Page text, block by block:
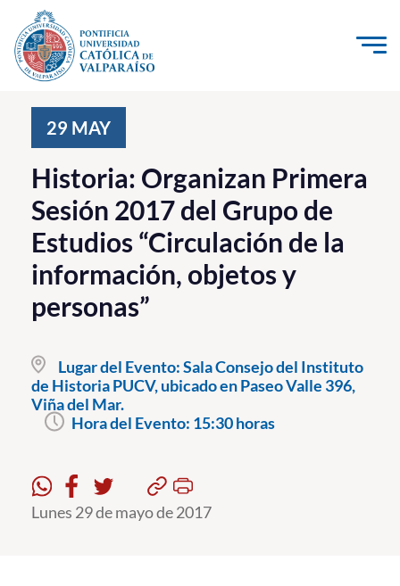
Click acá para ir directamente al contenido
Investigación, Creación e Innovación
PUCV Internacional
Vinculación con el Medio
Admisión
Pregrado
Postgrado
Formación Continua
Académicos
Funcionarios
29 MAY
Historia: Organizan Primera
Sesión 2017 del Grupo de
Estudios “Circulación de la
información, objetos y
personas”
Lugar del Evento:Sala Consejo del Instituto
de Historia PUCV, ubicado en Paseo Valle 396,
Viña del Mar.
Hora del Evento: 15:30 horas
Lunes 29 de mayo de 2017